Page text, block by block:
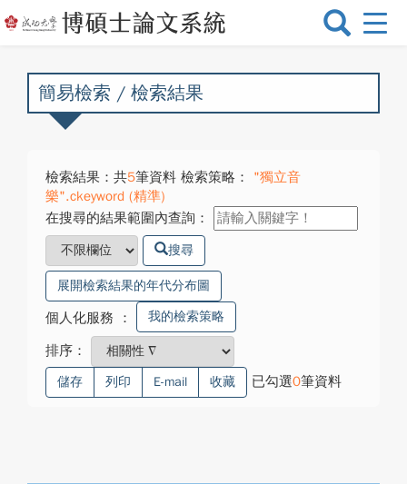
選
換
簡易檢索 / 檢索結果
檢索結果：共5筆資料 檢索策略：
"獨立音
樂".ckeyword (精準)
在搜尋的結果範圍內查詢：
搜尋
展開檢索結果的年代分布圖
個人化服務 ： 我的檢索策略
排序：
儲存 列印 E-mail 收藏 已勾選0筆資料